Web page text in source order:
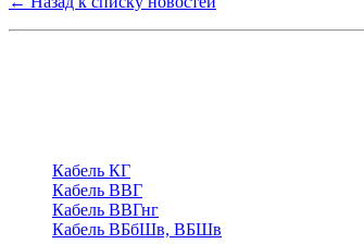
Кабель КГ
Кабель ВВГ
Кабель ВВГнг
Кабель ВБбШв, ВБШв